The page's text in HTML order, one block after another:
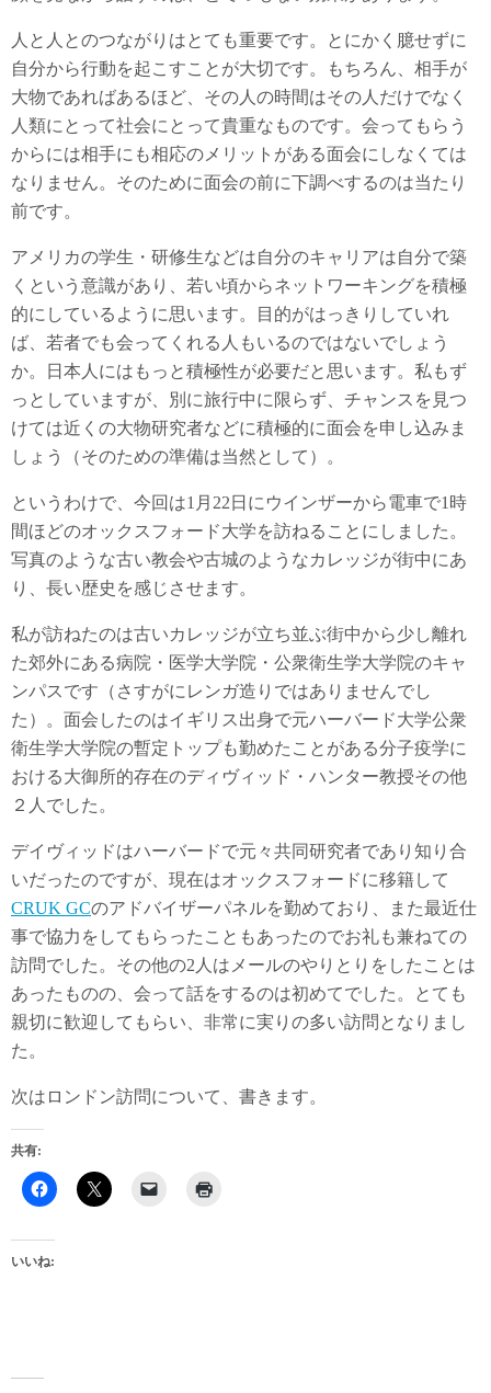
人と人とのつながりはとても重要です。とにかく臆せずに
自分から行動を起こすことが大切です。もちろん、相手が
大物であればあるほど、その人の時間はその人だけでなく
人類にとって社会にとって貴重なものです。会ってもらう
からには相手にも相応のメリットがある面会にしなくては
なりません。そのために面会の前に下調べするのは当たり
前です。
アメリカの学生・研修生などは自分のキャリアは自分で築
くという意識があり、若い頃からネットワーキングを積極
的にしているように思います。目的がはっきりしていれ
ば、若者でも会ってくれる人もいるのではないでしょう
か。日本人にはもっと積極性が必要だと思います。私もず
っとしていますが、別に旅行中に限らず、チャンスを見つ
けては近くの大物研究者などに積極的に面会を申し込みま
しょう（そのための準備は当然として）。
というわけで、今回は1月22日にウインザーから電車で1時
間ほどのオックスフォード大学を訪ねることにしました。
写真のような古い教会や古城のようなカレッジが街中にあ
り、長い歴史を感じさせます。
私が訪ねたのは古いカレッジが立ち並ぶ街中から少し離れ
た郊外にある病院・医学大学院・公衆衛生学大学院のキャ
ンパスです（さすがにレンガ造りではありませんでし
た）。面会したのはイギリス出身で元ハーバード大学公衆
衛生学大学院の暫定トップも勤めたことがある分子疫学に
おける大御所的存在のディヴィッド・ハンター教授その他
２人でした。
デイヴィッドはハーバードで元々共同研究者であり知り合
いだったのですが、現在はオックスフォードに移籍して
CRUK GCのアドバイザーパネルを勤めており、また最近仕
事で協力をしてもらったこともあったのでお礼も兼ねての
訪問でした。その他の2人はメールのやりとりをしたことは
あったものの、会って話をするのは初めてでした。とても
親切に歓迎してもらい、非常に実りの多い訪問となりまし
た。
次はロンドン訪問について、書きます。
共有:
いいね: